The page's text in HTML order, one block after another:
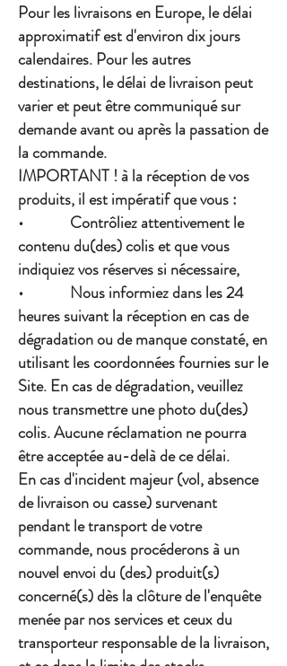
Pour les livraisons en Europe, le délai
approximatif est d'environ dix jours
calendaires. Pour les autres
destinations, le délai de livraison peut
varier et peut être communiqué sur
demande avant ou après la passation de
la commande.
IMPORTANT ! à la réception de vos
produits, il est impératif que vous :
• Contrôliez attentivement le
contenu du(des) colis et que vous
indiquiez vos réserves si nécessaire,
• Nous informiez dans les 24
heures suivant la réception en cas de
dégradation ou de manque constaté, en
utilisant les coordonnées fournies sur le
Site. En cas de dégradation, veuillez
nous transmettre une photo du(des)
colis. Aucune réclamation ne pourra
être acceptée au-delà de ce délai.
En cas d'incident majeur (vol, absence
de livraison ou casse) survenant
pendant le transport de votre
commande, nous procéderons à un
nouvel envoi du (des) produit(s)
concerné(s) dès la clôture de l'enquête
menée par nos services et ceux du
transporteur responsable de la livraison,